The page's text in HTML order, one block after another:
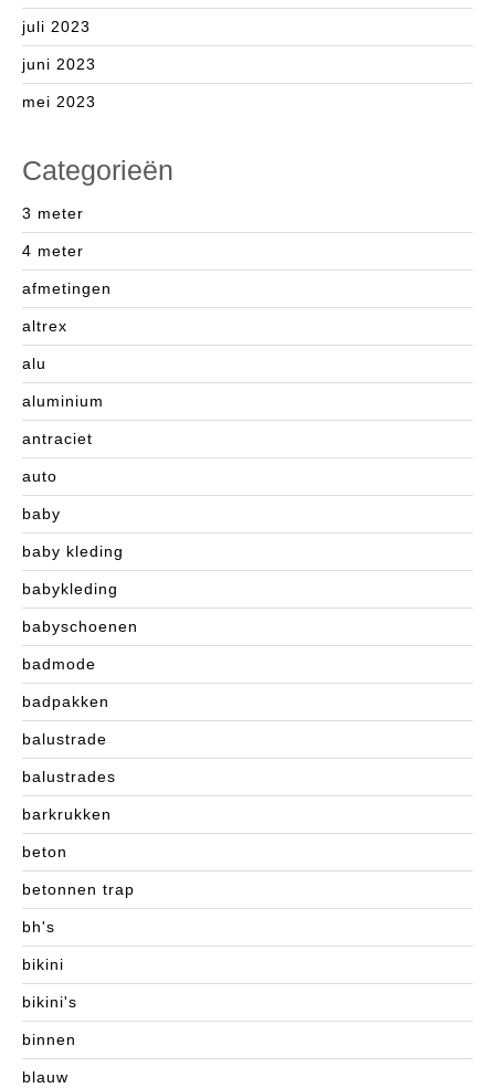
juli 2023
juni 2023
mei 2023
Categorieën
3 meter
4 meter
afmetingen
altrex
alu
aluminium
antraciet
auto
baby
baby kleding
babykleding
babyschoenen
badmode
badpakken
balustrade
balustrades
barkrukken
beton
betonnen trap
bh's
bikini
bikini's
binnen
blauw